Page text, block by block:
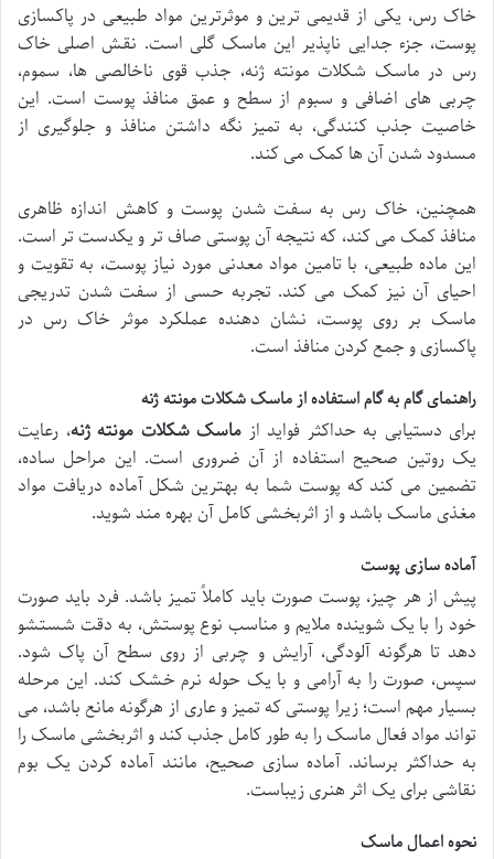
خاک رس، یکی از قدیمی ترین و موثرترین مواد طبیعی در پاکسازی
پوست، جزء جدایی ناپذیر این ماسک گلی است. نقش اصلی خاک
رس در ماسک شکلات مونته ژنه، جذب قوی ناخالصی ها، سموم،
چربی های اضافی و سبوم از سطح و عمق منافذ پوست است. این
خاصیت جذب کنندگی، به تمیز نگه داشتن منافذ و جلوگیری از
مسدود شدن آن ها کمک می کند.
همچنین، خاک رس به سفت شدن پوست و کاهش اندازه ظاهری
منافذ کمک می کند، که نتیجه آن پوستی صاف تر و یکدست تر است.
این ماده طبیعی، با تامین مواد معدنی مورد نیاز پوست، به تقویت و
احیای آن نیز کمک می کند. تجربه حسی از سفت شدن تدریجی
ماسک بر روی پوست، نشان دهنده عملکرد موثر خاک رس در
پاکسازی و جمع کردن منافذ است.
راهنمای گام به گام استفاده از ماسک شکلات مونته ژنه
برای دستیابی به حداکثر فواید از ماسک شکلات مونته ژنه، رعایت
یک روتین صحیح استفاده از آن ضروری است. این مراحل ساده،
تضمین می کند که پوست شما به بهترین شکل آماده دریافت مواد
مغذی ماسک باشد و از اثربخشی کامل آن بهره مند شوید.
آماده سازی پوست
پیش از هر چیز، پوست صورت باید کاملاً تمیز باشد. فرد باید صورت
خود را با یک شوینده ملایم و مناسب نوع پوستش، به دقت شستشو
دهد تا هرگونه آلودگی، آرایش و چربی از روی سطح آن پاک شود.
سپس، صورت را به آرامی و با یک حوله نرم خشک کند. این مرحله
بسیار مهم است؛ زیرا پوستی که تمیز و عاری از هرگونه مانع باشد، می
تواند مواد فعال ماسک را به طور کامل جذب کند و اثربخشی ماسک را
به حداکثر برساند. آماده سازی صحیح، مانند آماده کردن یک بوم
نقاشی برای یک اثر هنری زیباست.
نحوه اعمال ماسک